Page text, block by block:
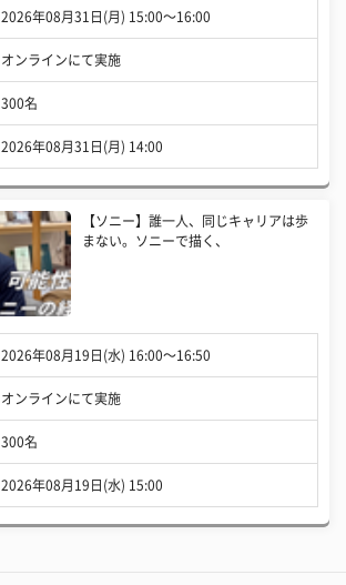
2026年08月31日(月) 15:00〜16:00
オンラインにて実施
300名
2026年08月31日(月) 14:00
【ソニー】誰一人、同じキャリアは歩
まない。ソニーで描く、
2026年08月19日(水) 16:00〜16:50
オンラインにて実施
300名
2026年08月19日(水) 15:00